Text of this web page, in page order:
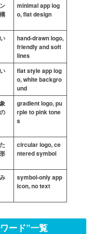
minimal app log
o, flat design
hand-drawn logo,
friendly and soft
lines
flat style app log
o, white backgro
und
gradient logo, pu
rple to pink tone
s
circular logo, ce
ntered symbol
symbol-only app
icon, no text
ード”一覧